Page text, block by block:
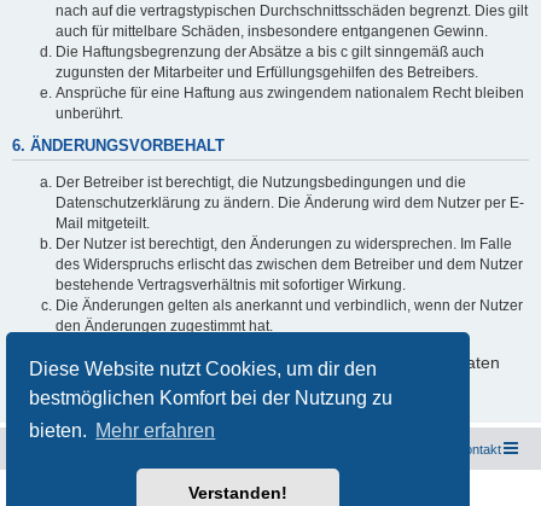
Diese Website nutzt Cookies, um dir den
bestmöglichen Komfort bei der Nutzung zu
bieten. Mehr erfahren
Verstanden!
nach auf die vertragstypischen Durchschnittsschäden begrenzt. Dies gilt
auch für mittelbare Schäden, insbesondere entgangenen Gewinn.
Die Haftungsbegrenzung der Absätze a bis c gilt sinngemäß auch
zugunsten der Mitarbeiter und Erfüllungsgehilfen des Betreibers.
Ansprüche für eine Haftung aus zwingendem nationalem Recht bleiben
unberührt.
6. ÄNDERUNGSVORBEHALT
Der Betreiber ist berechtigt, die Nutzungsbedingungen und die
Datenschutzerklärung zu ändern. Die Änderung wird dem Nutzer per E-
Mail mitgeteilt.
Der Nutzer ist berechtigt, den Änderungen zu widersprechen. Im Falle
des Widerspruchs erlischt das zwischen dem Betreiber und dem Nutzer
bestehende Vertragsverhältnis mit sofortiger Wirkung.
Die Änderungen gelten als anerkannt und verbindlich, wenn der Nutzer
den Änderungen zugestimmt hat.
Informationen über den Umgang mit deinen persönlichen Daten
sind in der Datenschutzerklärung enthalten.
Kontakt
phpBB® Forum Software © phpBB Limited